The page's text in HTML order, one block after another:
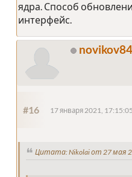
ядра. Способ
интерфейс.
novikov84
#16 17 января 2021, 17:15:05
Цитата: Nikolai от 27 мая